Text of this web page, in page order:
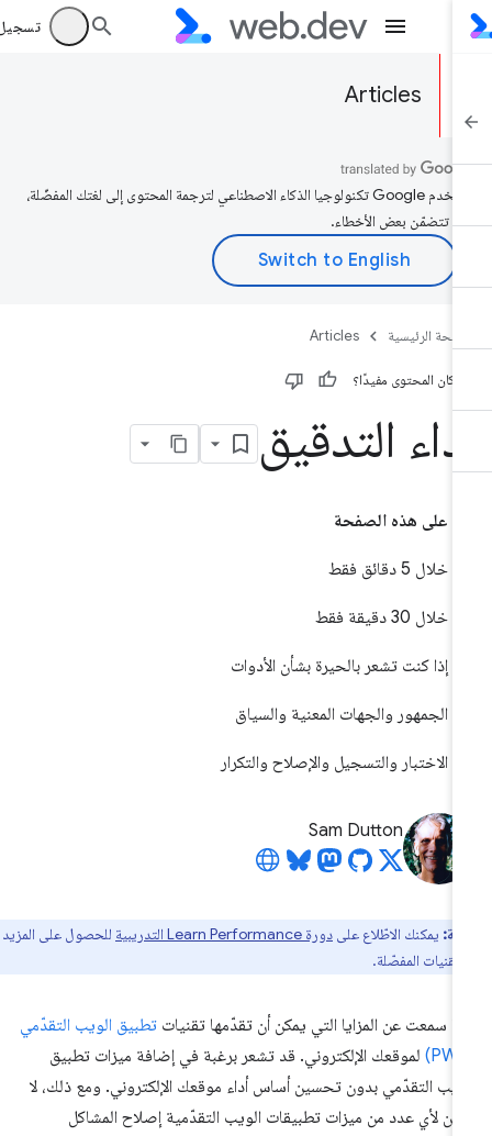
تسجيل
Articles
تستخدم Google تكنولوجيا الذكاء الاصطناعي لترجمة المحتوى إلى لغتك المفضّلة،
تتضمّن بعض الأخطاء.
الرئيسية Articles
كان المحتوى مفيدًا؟
التدقيق
على هذه الصفحة
خلال 5 دقائق فقط
خلال 30 دقيقة فقط
إذا كنت تشعر بالحيرة بشأن الأدوات
الجمهور والجهات المعنية والسياق
الاختبار والتسجيل والإصلاح والتكرار
Sam Dutton
يمكنك الاطّلاع على دورة Learn Performance التدريبية
للحصول على المزيد من
المفصّلة.
سمعت عن المزايا التي يمكن أن تقدّمها تقنياتتطبيق الويب التقدّمي
لموقعك الإلكتروني. قد تشعر برغبة في إضافة ميزات تطبيق
التقدّمي بدون تحسين أساس أداء موقعك الإلكتروني. ومع ذلك، لا
لأي عدد من ميزات تطبيقات الويب التقدّمية إصلاح المشاكل